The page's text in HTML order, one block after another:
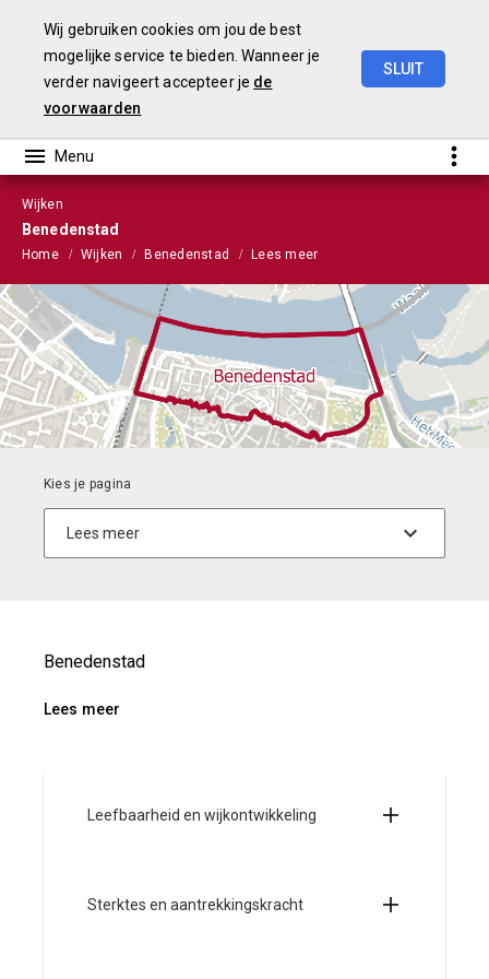
Wij gebruiken cookies om jou de best
mogelijke service te bieden. Wanneer je
verder navigeert accepteer je de
voorwaarden
SLUIT
Wijken
Benedenstad
Home Wijken Benedenstad Lees meer
Benedenstad
Lees meer
Leefbaarheid en wijkontwikkeling
Sterktes en aantrekkingskracht